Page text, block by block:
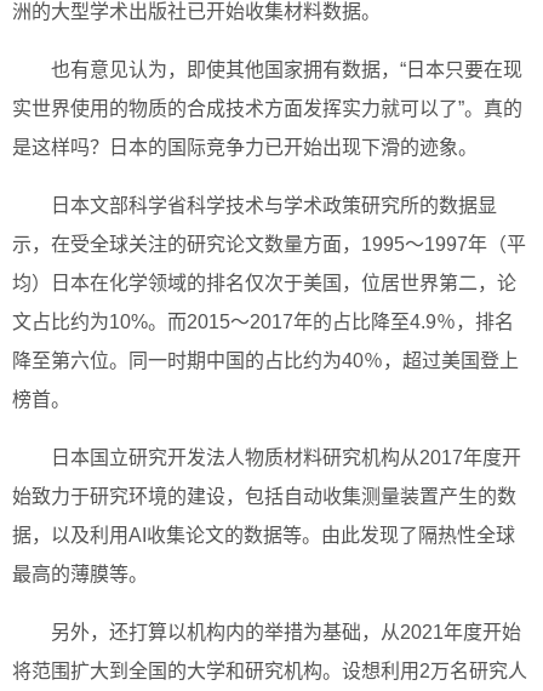
洲的大型学术出版社已开始收集材料数据。
也有意见认为，即使其他国家拥有数据，“日本只要在现
实世界使用的物质的合成技术方面发挥实力就可以了”。真的
是这样吗？日本的国际竞争力已开始出现下滑的迹象。
日本文部科学省科学技术与学术政策研究所的数据显
示，在受全球关注的研究论文数量方面，1995～1997年（平
均）日本在化学领域的排名仅次于美国，位居世界第二，论
文占比约为10%。而2015～2017年的占比降至4.9％，排名
降至第六位。同一时期中国的占比约为40％，超过美国登上
榜首。
日本国立研究开发法人物质材料研究机构从2017年度开
始致力于研究环境的建设，包括自动收集测量装置产生的数
据，以及利用AI收集论文的数据等。由此发现了隔热性全球
最高的薄膜等。
另外，还打算以机构内的举措为基础，从2021年度开始
将范围扩大到全国的大学和研究机构。设想利用2万名研究人